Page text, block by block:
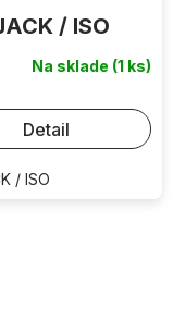
/ ISO
Na sklade (1 ks)
Detail
/ ISO